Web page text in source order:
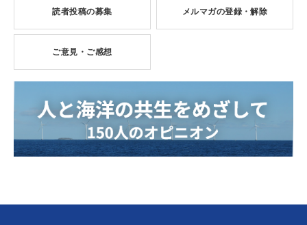
読者投稿の募集 メルマガの登録・解除
ご意見・ご感想